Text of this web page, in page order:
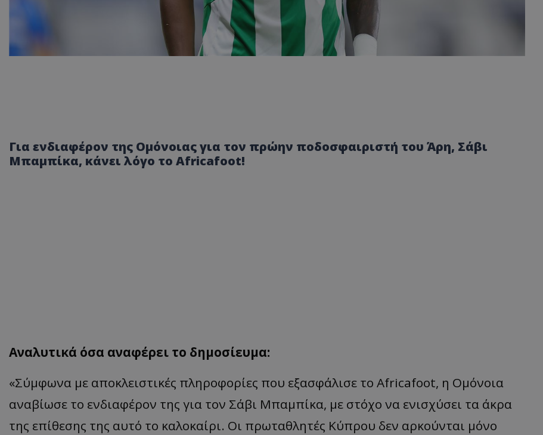
Για ενδιαφέρον της Ομόνοιας για τον πρώην ποδοσφαιριστή του Άρη, Σάβι
Μπαμπίκα, κάνει λόγο το Africafoot!
Αναλυτικά όσα αναφέρει το δημοσίευμα:
«Σύμφωνα με αποκλειστικές πληροφορίες που εξασφάλισε το Africafoot, η Ομόνοια
αναβίωσε το ενδιαφέρον της για τον Σάβι Μπαμπίκα, με στόχο να ενισχύσει τα άκρα
της επίθεσης της αυτό το καλοκαίρι. Οι πρωταθλητές Κύπρου δεν αρκούνται μόνο